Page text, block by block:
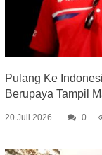
Pulang Ke
Berupaya Tampil
20 Juli 2026 0